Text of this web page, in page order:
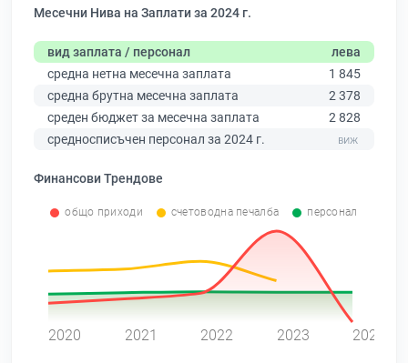
Месечни Нива на Заплати за 2024 г.
вид заплата / персонал
лева
средна нетна месечна заплата
1 845
средна брутна месечна заплата
2 378
среден бюджет за месечна заплата
2 828
средносписъчен персонал за 2024 г.
Финансови Трендове
общо приходи счетоводна печалба персонал
2020 2021 2022 2023 2024